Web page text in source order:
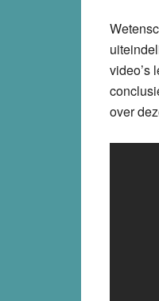
video’s
over